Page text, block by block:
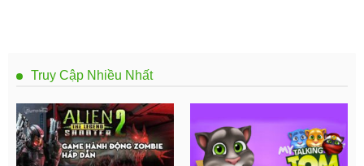
Truy Cập Nhiều Nhất